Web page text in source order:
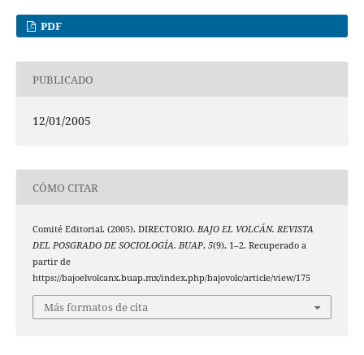
PDF
PUBLICADO
12/01/2005
CÓMO CITAR
Comité Editorial. (2005). DIRECTORIO. BAJO EL VOLCÁN. REVISTA
DEL POSGRADO DE SOCIOLOGÍA. BUAP, 5(9), 1–2. Recuperado a
partir de
https://bajoelvolcanx.buap.mx/index.php/bajovolc/article/view/175
Más formatos de cita